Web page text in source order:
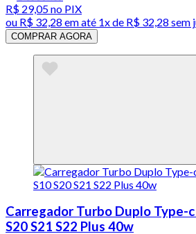
R$ 29,05no PIX
ou R$ 32,28 em até 1x de R$ 32,28 sem
COMPRAR AGORA
Carregador Turbo Duplo Type-c
S20 S21 S22 Plus 40w